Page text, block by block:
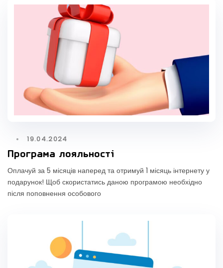
19.04.2024
Програма лояльності
Оплачуй за 5 місяців наперед та отримуй 1 місяць інтернету у
подарунок! Щоб скористатись даною програмою необхідно
після поповнення особового